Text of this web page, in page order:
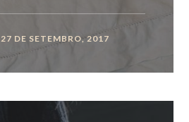
27 DE SETEMBRO, 2017